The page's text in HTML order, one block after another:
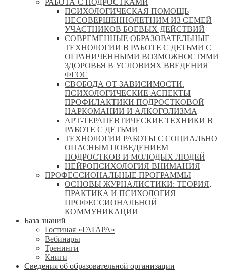
ПСИХОЛОГИЧЕСКАЯ ПОМОЩЬ
НЕСОВЕРШЕННОЛЕТНИМ ИЗ СЕМЕЙ
УЧАСТНИКОВ БОЕВЫХ ДЕЙСТВИЙ
СОВРЕМЕННЫЕ ОБРАЗОВАТЕЛЬНЫЕ
ТЕХНОЛОГИИ В РАБОТЕ С ДЕТЬМИ С
ОГРАНИЧЕННЫМИ ВОЗМОЖНОСТЯМИ
ЗДОРОВЬЯ В УСЛОВИЯХ ВВЕДЕНИЯ
ФГОС
СВОБОДА ОТ ЗАВИСИМОСТИ.
ПСИХОЛОГИЧЕСКИЕ АСПЕКТЫ
ПРОФИЛАКТИКИ ПОДРОСТКОВОЙ
НАРКОМАНИИ И АЛКОГОЛИЗМА
АРТ-ТЕРАПЕВТИЧЕСКИЕ ТЕХНИКИ В
РАБОТЕ С ДЕТЬМИ
ТЕХНОЛОГИИ РАБОТЫ С СОЦИАЛЬНО
ОПАСНЫМ ПОВЕДЕНИЕМ
ПОДРОСТКОВ И МОЛОДЫХ ЛЮДЕЙ
НЕЙРОПСИХОЛОГИЯ ВНИМАНИЯ
ПРОФЕССИОНАЛЬНЫЕ ПРОГРАММЫ
ОСНОВЫ ЖУРНАЛИСТИКИ: ТЕОРИЯ,
ПРАКТИКА И ПСИХОЛОГИЯ
ПРОФЕССИОНАЛЬНОЙ
КОММУНИКАЦИИ
База знаний
Гостиная «ГАГАРА»
Вебинары
Тренинги
Книги
Сведения об образовательной организации